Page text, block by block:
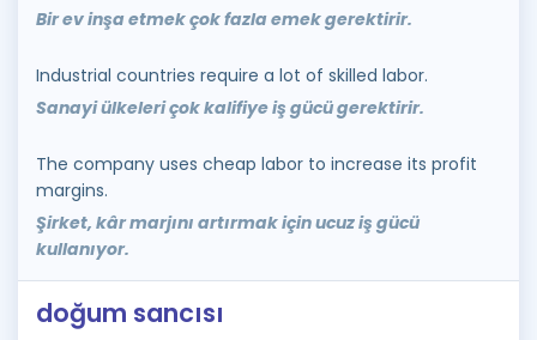
Bir ev inşa etmek çok fazla emek gerektirir.
Industrial countries require a lot of skilled labor.
Sanayi ülkeleri çok kalifiye iş gücü gerektirir.
The company uses cheap labor to increase its profit
margins.
Şirket, kâr marjını artırmak için ucuz iş gücü
kullanıyor.
doğum sancısı